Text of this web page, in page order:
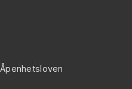
Åpenhetsloven